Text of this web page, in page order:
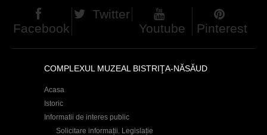
Facebook
Twitter
Youtube
Pinterest
COMPLEXUL MUZEAL BISTRIŢA-NĂSĂUD
Acasa
Istoric
Informatii de interes public
Solicitare informații. Legislație